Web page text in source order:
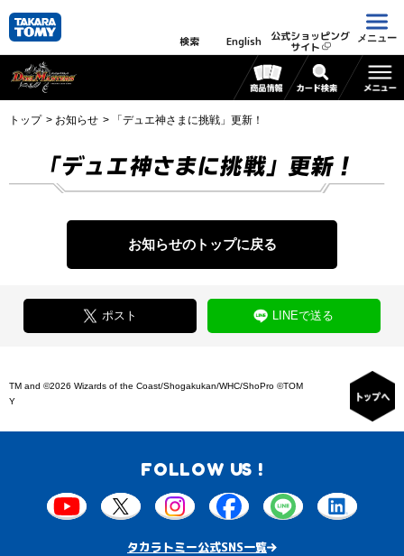
検索 English 公式ショッピング
サイト
メニュー
トップ お知らせ 「デュエ神さまに挑戦」更新！
「デュエ神さまに挑戦」更新！
お知らせのトップに戻る
ポスト LINEで送る
TM and ©2026 Wizards of the Coast/Shogakukan/WHC/ShoPro ©TOM
Y
FOLLOW US !
タカラトミー公式SNS一覧